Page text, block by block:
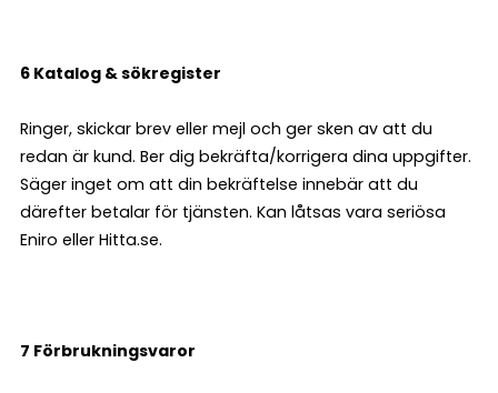
6 Katalog & sökregister
Ringer, skickar brev eller mejl och ger sken av att du
redan är kund. Ber dig bekräfta/korrigera dina uppgifter.
Säger inget om att din bekräftelse innebär att du
därefter betalar för tjänsten. Kan låtsas vara seriösa
Eniro eller Hitta.se.
7 Förbrukningsvaror